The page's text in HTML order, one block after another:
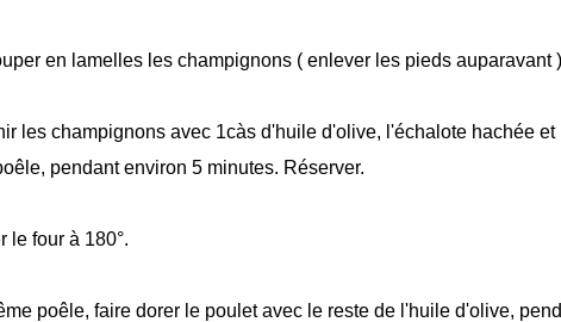
en lamelles les champignons ( enlever les pieds auparavant
les champignons avec 1càs d'huile d'olive, l'échalote hachée et
pendant environ 5 minutes. Réserver.
le four à 180°.
poêle, faire dorer le poulet avec le reste de l'huile d'olive,